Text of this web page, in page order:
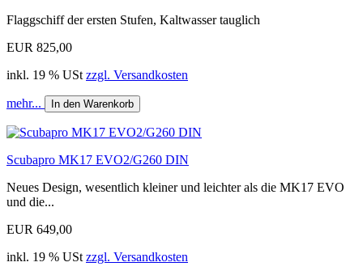
Flaggschiff der ersten Stufen, Kaltwasser tauglich
EUR 825,00
inkl. 19 % USt zzgl. Versandkosten
mehr... In den Warenkorb
Scubapro MK17 EVO2/G260 DIN
Neues Design, wesentlich kleiner und leichter als die MK17 EVO
und die...
EUR 649,00
inkl. 19 % USt zzgl. Versandkosten